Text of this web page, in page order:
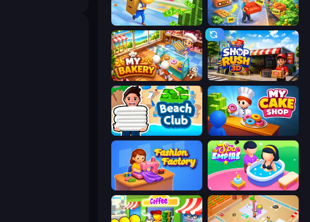
Supermarket Empire Furniture Master: Idle Tycoon
My bakery Shop Rush 3D
Beach Club My Cake Shop
Fashion Factory Spa Empire